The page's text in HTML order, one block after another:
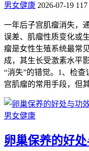
男女健康 2026-07-19 117
一年后子宫肌瘤消失，
误差、肌瘤性质变化或
瘤是女性生殖系统最常
成，其生长受激素水平
“消失”的错觉。1、检
宫肌瘤的常用手段，但
男女健康
卵巢保养的好